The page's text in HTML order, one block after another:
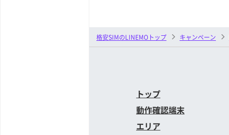
格安SIMのLINEMOトップ キャンペーン
トップ
動作確認端末
エリア